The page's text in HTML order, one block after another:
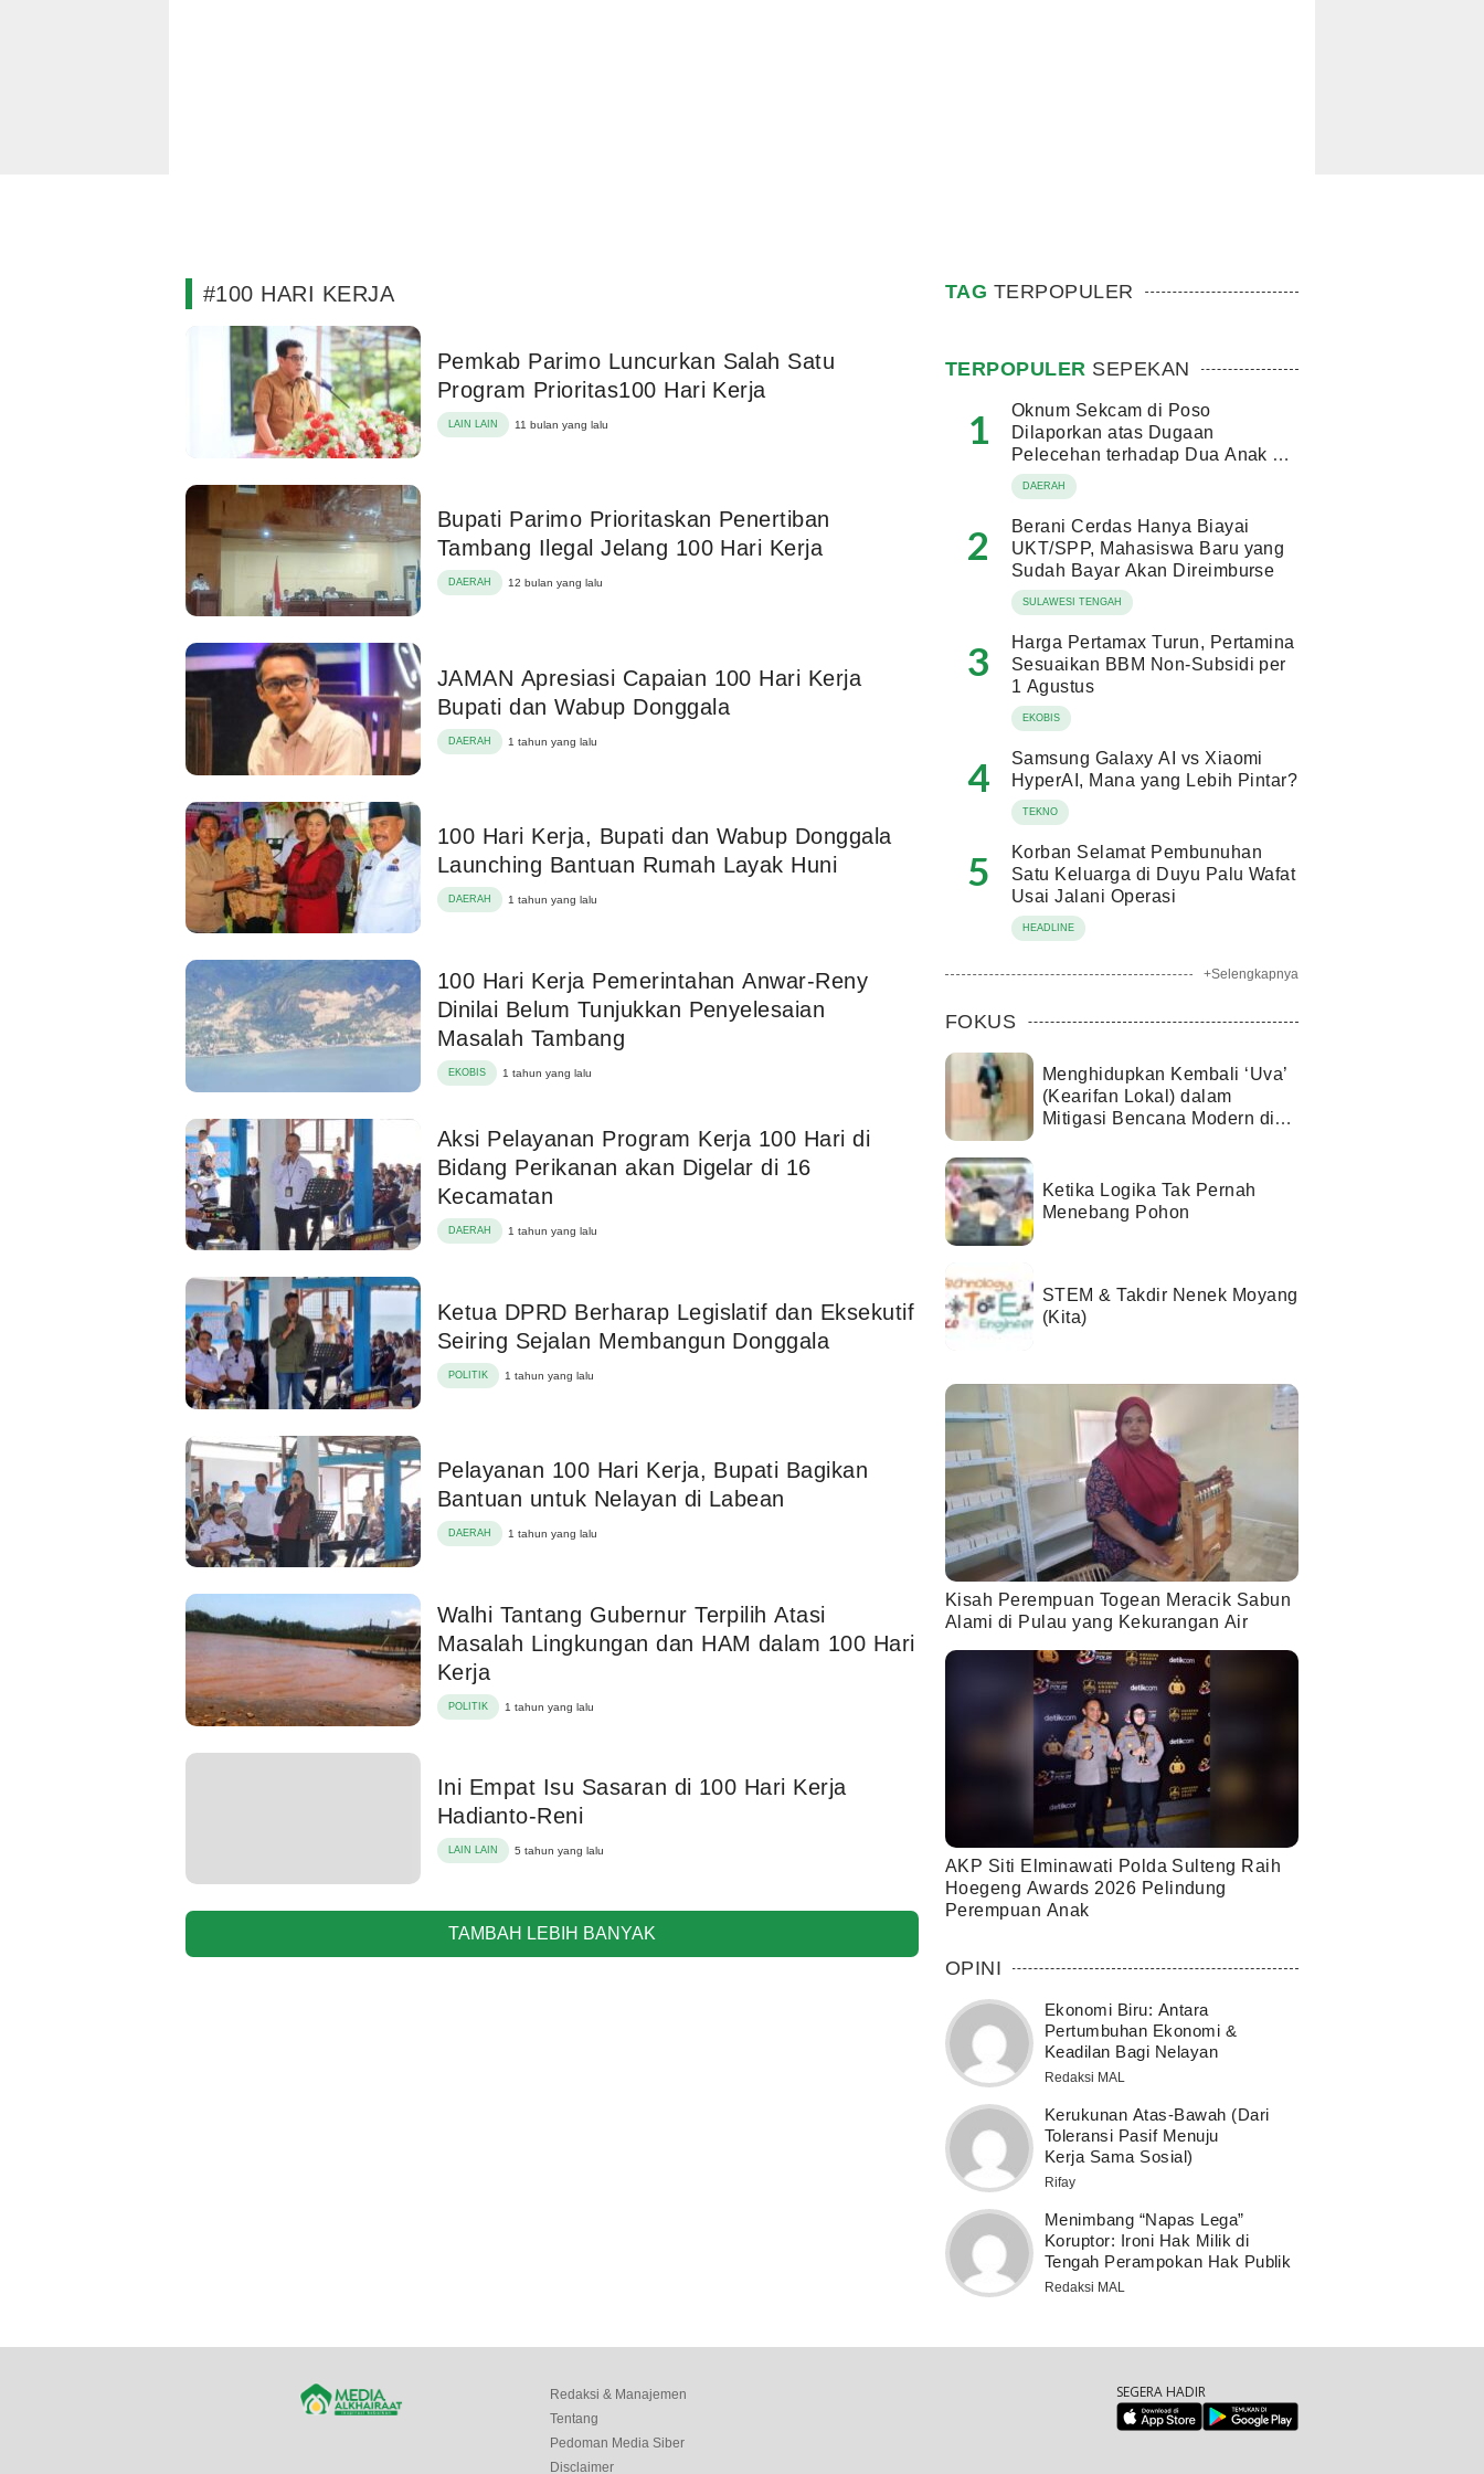
#100 HARI KERJA
Pemkab Parimo Luncurkan Salah Satu
Program Prioritas100 Hari Kerja
LAIN LAIN 11 bulan yang lalu
Bupati Parimo Prioritaskan Penertiban
Tambang Ilegal Jelang 100 Hari Kerja
DAERAH 12 bulan yang lalu
JAMAN Apresiasi Capaian 100 Hari Kerja
Bupati dan Wabup Donggala
DAERAH 1 tahun yang lalu
100 Hari Kerja, Bupati dan Wabup Donggala
Launching Bantuan Rumah Layak Huni
DAERAH 1 tahun yang lalu
100 Hari Kerja Pemerintahan Anwar-Reny
Dinilai Belum Tunjukkan Penyelesaian
Masalah Tambang
EKOBIS 1 tahun yang lalu
Aksi Pelayanan Program Kerja 100 Hari di
Bidang Perikanan akan Digelar di 16
Kecamatan
DAERAH 1 tahun yang lalu
Ketua DPRD Berharap Legislatif dan Eksekutif
Seiring Sejalan Membangun Donggala
POLITIK 1 tahun yang lalu
Pelayanan 100 Hari Kerja, Bupati Bagikan
Bantuan untuk Nelayan di Labean
DAERAH 1 tahun yang lalu
Walhi Tantang Gubernur Terpilih Atasi
Masalah Lingkungan dan HAM dalam 100 Hari
Kerja
POLITIK 1 tahun yang lalu
Ini Empat Isu Sasaran di 100 Hari Kerja
Hadianto-Reni
LAIN LAIN 5 tahun yang lalu
TAMBAH LEBIH BANYAK
TAG TERPOPULER
TERPOPULER SEPEKAN
1
Oknum Sekcam di Poso
Dilaporkan atas Dugaan
Pelecehan terhadap Dua Anak di
Bawah Umur
DAERAH
2
Berani Cerdas Hanya Biayai
UKT/SPP, Mahasiswa Baru yang
Sudah Bayar Akan Direimburse
SULAWESI TENGAH
3
Harga Pertamax Turun, Pertamina
Sesuaikan BBM Non-Subsidi per
1 Agustus
EKOBIS
4
Samsung Galaxy AI vs Xiaomi
HyperAI, Mana yang Lebih Pintar?
TEKNO
5
Korban Selamat Pembunuhan
Satu Keluarga di Duyu Palu Wafat
Usai Jalani Operasi
HEADLINE
+Selengkapnya
FOKUS
Menghidupkan Kembali ‘Uva’
(Kearifan Lokal) dalam
Mitigasi Bencana Modern di
Ketika Logika Tak Pernah
Menebang Pohon
STEM & Takdir Nenek Moyang
(Kita)
Kisah Perempuan Togean Meracik Sabun
Alami di Pulau yang Kekurangan Air
AKP Siti Elminawati Polda Sulteng Raih
Hoegeng Awards 2026 Pelindung
Perempuan Anak
OPINI
Ekonomi Biru: Antara
Pertumbuhan Ekonomi &
Keadilan Bagi Nelayan
Redaksi MAL
Kerukunan Atas-Bawah (Dari
Toleransi Pasif Menuju
Kerja Sama Sosial)
Rifay
Menimbang “Napas Lega”
Koruptor: Ironi Hak Milik di
Tengah Perampokan Hak Publik
Redaksi MAL
Redaksi & Manajemen
Tentang
Pedoman Media Siber
Disclaimer
SEGERA HADIR